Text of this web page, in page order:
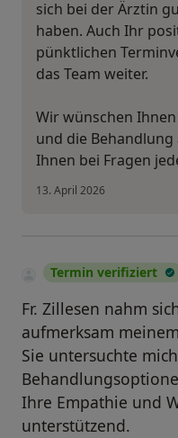
sich bei der Ärztin
haben. Auch Ihr
pünktlichen
das Team weiter.
Wir wünschen
und die
Ihnen bei Fragen
13. April 2026
Termin verifiziert
Fr. Zillesen nahm
aufmerksam
Sie untersuchte
Ihre Empathie und
unterstützend.